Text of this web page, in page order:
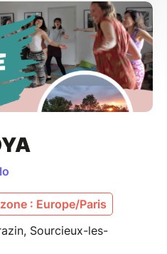
: Europe/Paris
Sourcieux-les-